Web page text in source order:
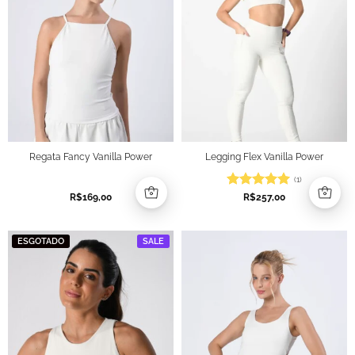
Regata Fancy Vanilla Power
R$169,00
Legging Flex Vanilla Power
Avaliação5
(1)
R$257,00
ESGOTADO SALE